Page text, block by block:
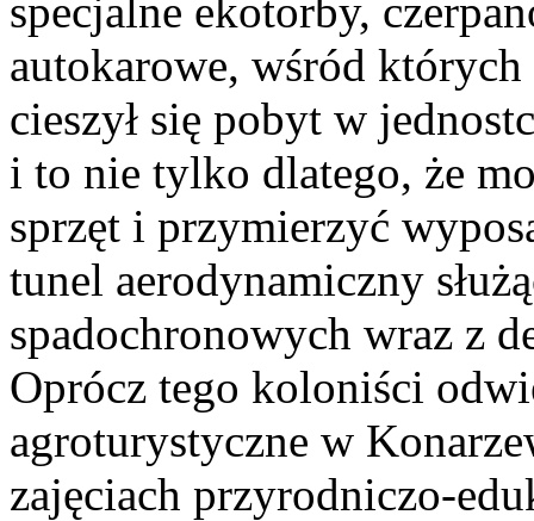
specjalne ekotorby,
autokarowe, wśród
cieszył się pobyt w
i to nie tylko dlatego, że
sprzęt i przymierzyć
tunel aerodynamiczny
spadochronowych wraz z
Oprócz tego koloniści
agroturystyczne w
zajęciach przyrodniczo-